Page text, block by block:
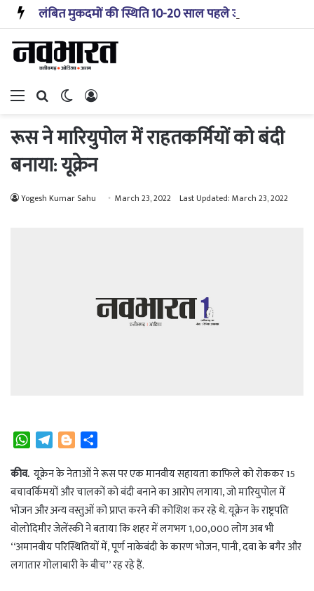
Menu Search forSwitch skin
रूस ने मारियुपोल में राहतकर्मियों को बंदी
बनाया: यूक्रेन
Yogesh Kumar Sahu March 23, 2022 Last Updated: March 23, 2022
W
a
t
s
A
p
p
T
l
e
g
r
a
m
B
o
g
g
e
r
a
r
e
कीव. यूक्रेन के नेताओं ने रूस पर एक मानवीय सहायता काफिले को रोककर 15
बचावर्किमयों और चालकों को बंदी बनाने का आरोप लगाया, जो मारियुपोल में
भोजन और अन्य वस्तुओं को प्राप्त करने की कोशिश कर रहे थे. यूक्रेन के राष्ट्रपति
वोलोदिमीर जेलेंस्की ने बताया कि शहर में लगभग 1,00,000 लोग अब भी
‘‘अमानवीय परिस्थितियों में, पूर्ण नाकेबंदी के कारण भोजन, पानी, दवा के बगैर और
लगातार गोलाबारी के बीच’’ रह रहे हैं.